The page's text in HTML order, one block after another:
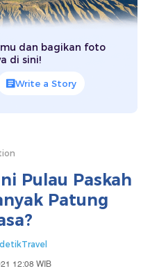
dan bagikan foto
di sini!
Write a Story
Pulau Paskah
Patung
detikTravel
12:08 WIB